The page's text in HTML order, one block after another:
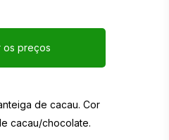
os preços
de cacau. Cor
cacau/chocolate.